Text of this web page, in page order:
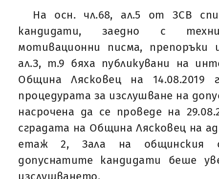
На осн. чл.68, ал.5 от ЗСВ
кандидати, заедно с
мотивационни писма, препоръки
ал.З, т.9 бяха публикувани на
Община Лясковец на 14.08.2019
процедурата за изслушване на
насрочена да се проведе на
сградата на Община Лясковец на
етаж 2, Зала на общинския
допуснатите кандидати беше
изслушването.